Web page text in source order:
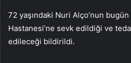
72 yaşındaki Nuri Alço’nun
Hastanesi’ne sevk edildiği ve
edileceği bildirildi.